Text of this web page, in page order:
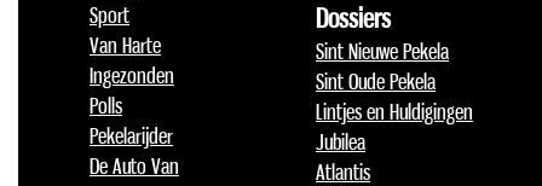
Sport
Van Harte
Ingezonden
Polls
Pekelarijder
De Auto Van
Dossiers
Sint Nieuwe Pekela
Sint Oude Pekela
Lintjes en Huldigingen
Jubilea
Atlantis